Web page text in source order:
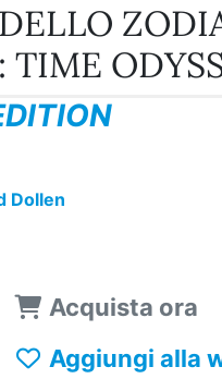
TIME
Dollen
Acquista ora
Aggiungi alla